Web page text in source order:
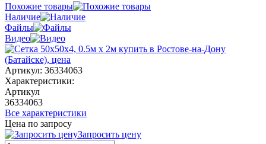
Похожие товары
Наличие
Файлы
Видео
Артикул: 36334063
Характеристики:
Артикул
36334063
Все характеристики
Цена по запросу
Запросить цену